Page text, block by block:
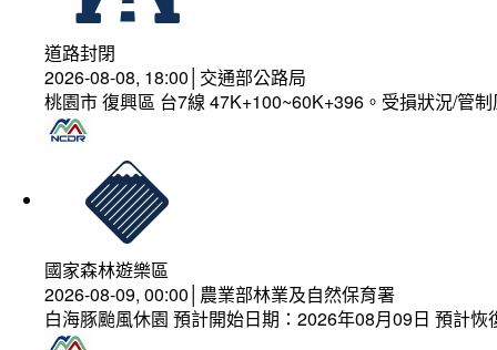
道路封閉
2026-08-08, 18:00│交通部公路局
桃園市 復興區 台7線 47K+100~60K+396。受損狀況/管
國家森林遊樂區
2026-08-09, 00:00│農業部林業及自然保育署
白海豚颱風休園 預計開始日期：2026年08月09日 預計